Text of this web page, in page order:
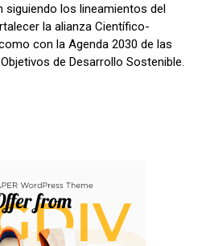
siguiendo los lineamientos del
la alianza Científico-
con la Agenda 2030 de las
de Desarrollo Sostenible.